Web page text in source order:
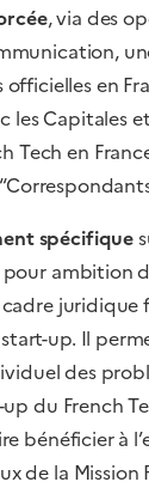
, via des
en
les Capitales et
Tech en
spécifique
pour ambition
cadre juridique
up. Il
des
du French
bénéficier à
de la Mission